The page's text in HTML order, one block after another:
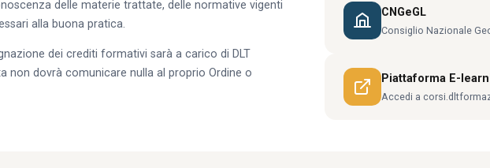
delle materie trattate, delle normative vigenti
alla buona pratica.
dei crediti formativi sarà a carico di DLT
non dovrà comunicare nulla al proprio Ordine o
CNGeGL
Consiglio Nazionale
Piattaforma E-
Accedi a